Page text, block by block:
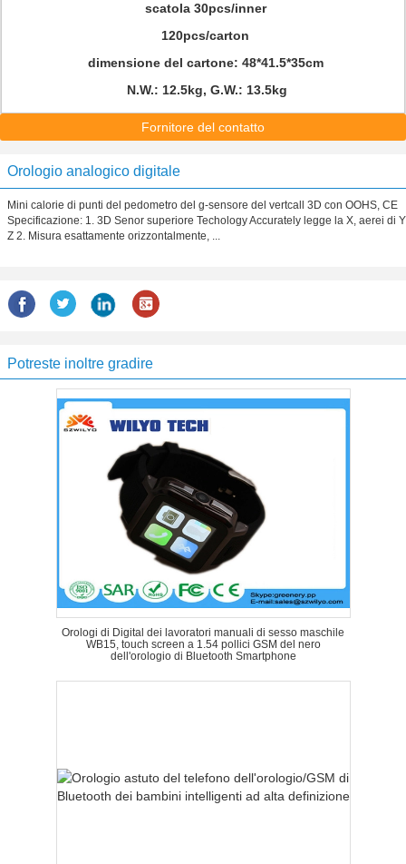
scatola 30pcs/inner
120pcs/carton
dimensione del cartone: 48*41.5*35cm
N.W.: 12.5kg, G.W.: 13.5kg
Fornitore del contatto
Orologio analogico digitale
Mini calorie di punti del pedometro del g-sensore del vertcall 3D con OOHS, CE
Specificazione: 1. 3D Senor superiore Techology Accurately legge la X, aerei di Y
Z 2. Misura esattamente orizzontalmente, ...
Potreste inoltre gradire
Orologi di Digital dei lavoratori manuali di sesso maschile
WB15, touch screen a 1.54 pollici GSM del nero
dell'orologio di Bluetooth Smartphone